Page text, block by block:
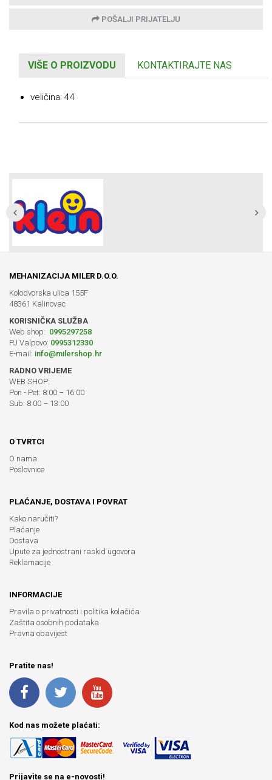
POŠALJI PRIJATELJU
VIŠE O PROIZVODU KONTAKTIRAJTE NAS
veličina: 44
MEHANIZACIJA MILER D.O.O.
Kolodvorska ulica 155F
48361 Kalinovac
KORISNIČKA SLUŽBA
Web shop: 0995297258
PJ Valpovo: 0995312330
E-mail: info@milershop.hr
RADNO VRIJEME
WEB SHOP:
Pon - Pet: 8:00 – 16:00
Sub: 8:00 – 13:00
O TVRTCI
O nama
Poslovnice
PLAĆANJE, DOSTAVA I POVRAT
Kako naručiti?
Plaćanje
Dostava
Upute za jednostrani raskid ugovora
Reklamacije
INFORMACIJE
Pravila o privatnosti i politika kolačića
Zaštita osobnih podataka
Pravna obavijest
Pratite nas!
Kod nas možete plaćati:
Prijavite se na e-novosti!